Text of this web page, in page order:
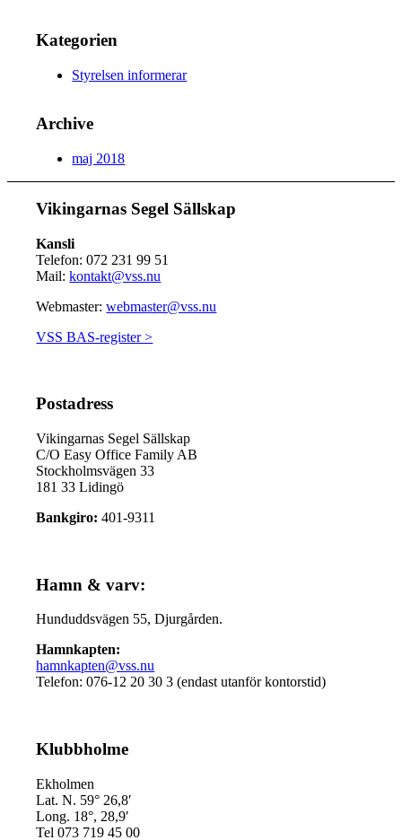
Kategorien
Styrelsen informerar
Archive
maj 2018
Vikingarnas Segel Sällskap
Kansli
Telefon: 072 231 99 51
Mail:kontakt@vss.nu
Webmaster:webmaster@vss.nu
VSS BAS-register >
Postadress
Vikingarnas Segel Sällskap
C/O Easy Office Family AB
Stockholmsvägen 33
181 33 Lidingö
Bankgiro:401-9311
Hamn & varv:
Hunduddsvägen 55, Djurgården.
Hamnkapten:
hamnkapten@vss.nu
Telefon: 076-12 20 30 3 (endast utanför kontorstid)
Klubbholme
Ekholmen
Lat. N. 59° 26,8′
Long. 18°, 28,9′
Tel 073 719 45 00